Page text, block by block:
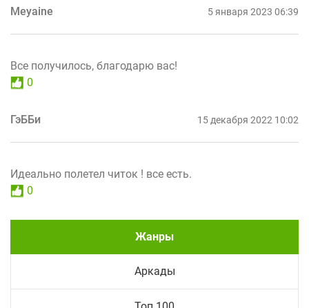
Meyaine 5 января 2023 06:39
Все получилось, благодарю вас!
0
ГэББи 15 декабря 2022 10:02
Идеально полетел читок ! все есть.
0
Жанры
Аркады